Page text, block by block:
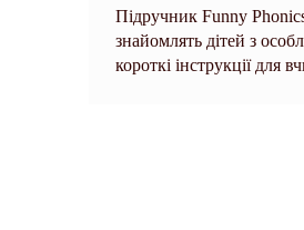
Підручник Funny
знайомлять дітей з
короткі інструкції для